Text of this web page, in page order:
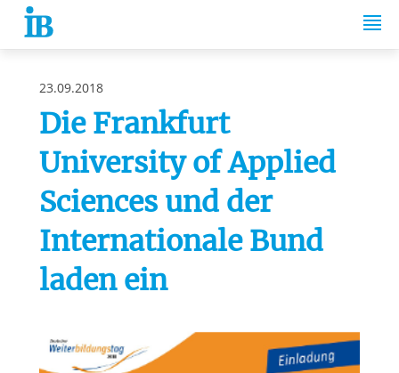
Springe zum Inhalt
23.09.2018
Die Frankfurt
University of Applied
Sciences und der
Internationale Bund
laden ein